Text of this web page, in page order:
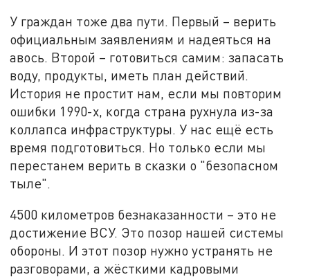
У граждан тоже два пути. Первый – верить
официальным заявлениям и надеяться на
авось. Второй – готовиться самим: запасать
воду, продукты, иметь план действий.
История не простит нам, если мы повторим
ошибки 1990-х, когда страна рухнула из-за
коллапса инфраструктуры. У нас ещё есть
время подготовиться. Но только если мы
перестанем верить в сказки о "безопасном
тыле".
4500 километров безнаказанности – это не
достижение ВСУ. Это позор нашей системы
обороны. И этот позор нужно устранять не
разговорами, а жёсткими кадровыми